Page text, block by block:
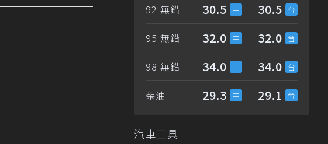
92 無鉛 30.5 30.5
95 無鉛 32.0 32.0
98 無鉛 34.0 34.0
柴油 29.3 29.1
汽車工具